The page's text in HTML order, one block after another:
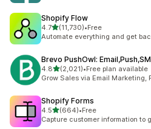
Shopify Flow
4.7별 5개 중
(11,730)
총 리뷰 11730개
•Free
Automate everything and get
Brevo PushOwl:
4.8별 5개 중
(2,021)
총 리뷰 2021개
•Free plan available
Grow Sales via Email Marketing,
Shopify Forms
4.5별 5개 중
(664)
총 리뷰 664개
•Free
Capture customer information to